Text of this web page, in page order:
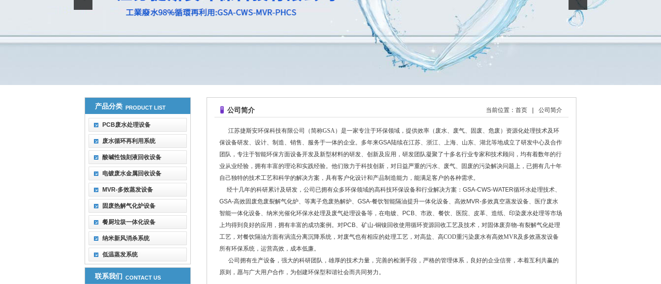
产品分类 PRODUCT LIST
PCB废水处理设备
废水循环再利用系统
酸碱性蚀刻液回收设备
电镀废水金属回收设备
MVR-多效蒸发设备
固废热解气化炉设备
餐厨垃圾一体化设备
纳米新风消杀系统
低温蒸发系统
联系我们 CONTACT US
公司简介 当前位置： 首页 公司简介
江苏捷斯安环保科技有限公司（简称GSA）是一家专注于环保领域，提供效率 （废水、废气、固废、危废）资源化处理技术及环
保设备研发、设计、制造、销售、服务于一体的企业。多年来GSA陆续在江苏、浙江、上海、山东、湖北等地成立了研发中心及合作
团队，专注于智能环保方面设备开发及新型材料的研发、创新及应用，研发团队凝聚了十多名行业专家和技术顾问，均有着数年的行
业从业经验，拥有丰富的理论和实践经验。他们致力于科技创新，对日益严重的污水、废气、固废的污染解决问题上，已拥有几十年
自己独特的技术工艺和科学的解决方案，具有客户化设计和产品制造能力，能满足客户的各种需求。
经十几年的科研累计及研发，公司已拥有众多环保领域的高科技环保设备和行业解决方案 ： GSA-CWS-WATER循环水处理技术、
GSA-高效固废危废裂解气化炉、等离子危废热解炉、GSA-餐饮智能隔油提升一体化设备、高效MVR-多效真空蒸发设备、医疗废水
智能一体化设备、纳米光催化环保水处理及废气处理设备等，在电镀、PCB、市政、餐饮、医院、皮革、造纸、印染废水处理等市场
上均得到良好的应用，拥有丰富的成功案例。对PCB、 矿山-铜镍回收使用循环资源回收工艺及技术，对固体废弃物-有裂解气化处理
工艺，对餐饮隔油方面有涡流分离沉降系统 ，对废气也有相应的处理工艺，对高盐、高COD重污染废水有高效MVR及多效蒸发设备
所有环保系统，运营高效，成本低廉。
公司拥有生产设备，强大的科研团队，雄厚的技术力量，完善的检测手段，严格的管理体系，良好的企业信誉，本着互利共赢的
原则，愿与广大用户合作，为创建环保型和谐社会而共同努力。